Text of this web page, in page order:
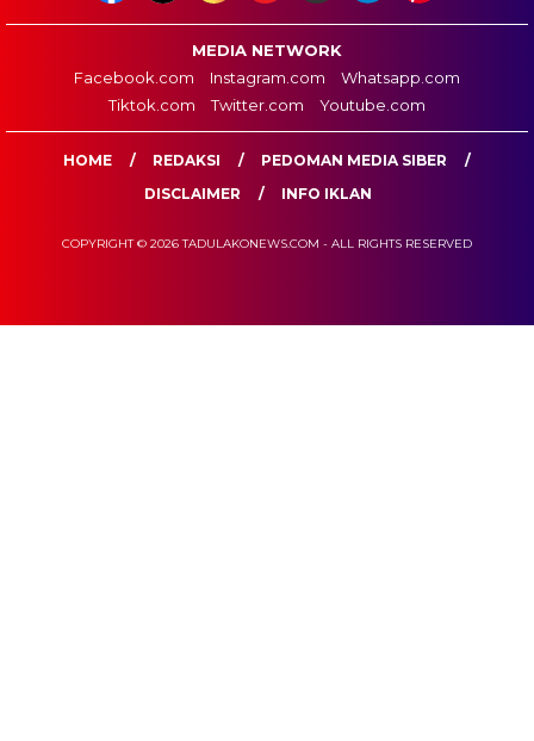
MEDIA NETWORK
Facebook.com
Instagram.com
Whatsapp.com
Tiktok.com
Twitter.com Youtube.com
HOME REDAKSI
PEDOMAN MEDIA SIBER
DISCLAIMER
INFO IKLAN
COPYRIGHT © 2026 TADULAKONEWS.COM - ALL RIGHTS RESERVED